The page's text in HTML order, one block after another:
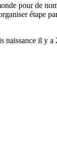
pour de
étape
il y